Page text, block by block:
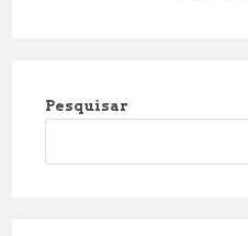
Pesquisar